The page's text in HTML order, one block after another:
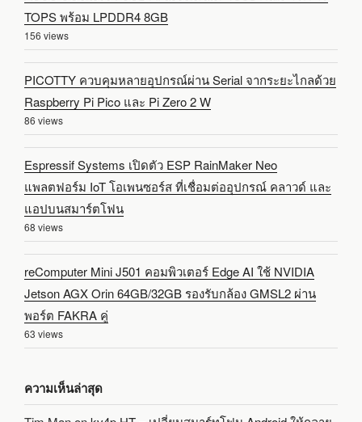
TOPS พร้อม LPDDR4 8GB
156 views
PICOTTY ควบคุมหลายอุปกรณ์ผ่าน Serial จากระยะไกลด้วย
Raspberry Pi Pico และ Pi Zero 2 W
86 views
Espressif Systems เปิดตัว ESP RainMaker Neo
แพลตฟอร์ม IoT โอเพนซอร์ส ที่เชื่อมต่ออุปกรณ์ คลาวด์ และ
แอปบนสมาร์ตโฟน
68 views
reComputer Mini J501 คอมพิวเตอร์ Edge AI ใช้ NVIDIA
Jetson AGX Orin 64GB/32GB รองรับกล้อง GMSL2 ผ่าน
พอร์ต FAKRA คู่
63 views
ความเห็นล่าสุด